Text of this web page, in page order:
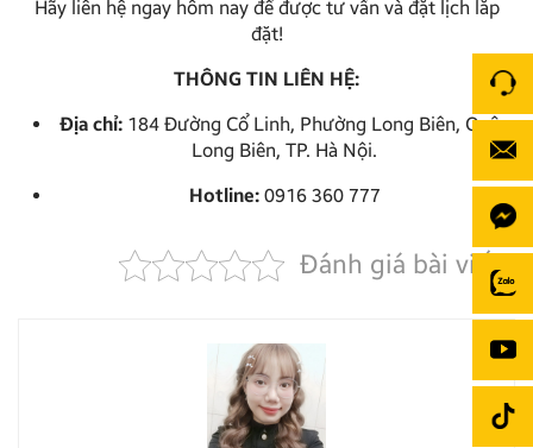
Hãy liên hệ ngay hôm nay để được tư vấn và đặt lịch lắp
đặt!
THÔNG TIN LIÊN HỆ:
Địa chỉ:184 Đường Cổ Linh, Phường Long Biên, Quận
Long Biên, TP. Hà Nội.
Hotline:0916 360 777
Đánh giá bài viết